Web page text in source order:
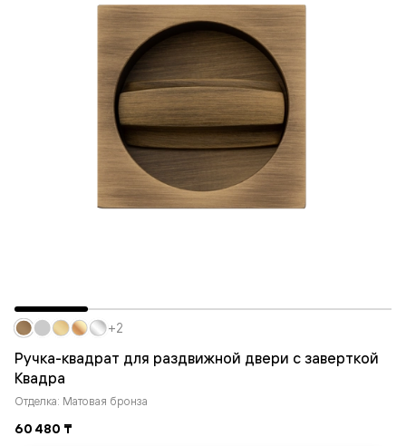
Ручка-квадрат для раздвижной двери с заверткой
Квадра
Отделка: Матовая бронза
60 480 ₸
+2